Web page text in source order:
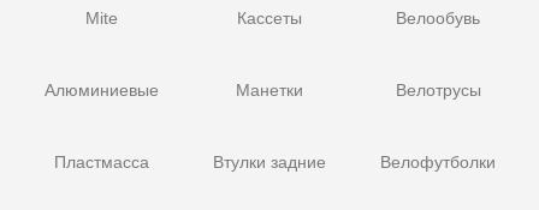
Mite
Алюминиевые
Пластмасса
Кассеты
Манетки
Втулки задние
Велообувь
Велотрусы
Велофутболки